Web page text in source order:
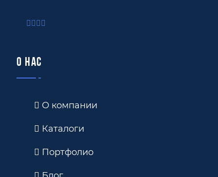
О нас
О компании
Каталоги
Портфолио